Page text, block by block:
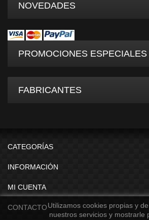
NOVEDADES
PROMOCIONES ESPECIALES
FABRICANTES
CATEGORÍAS
INFORMACIÓN
MI CUENTA
CONTACTOUtilizamos cookies propias y
nuestros servicios y mostrarle